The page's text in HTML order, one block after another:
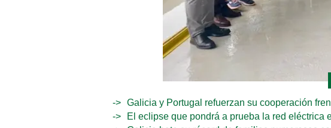
Galicia y Portugal refuerzan su cooperación
El eclipse que pondrá a prueba la red eléctrica